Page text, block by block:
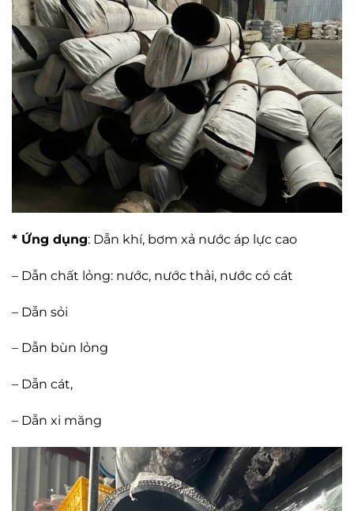
* Ứng dụng: Dẫn khí, bơm xả nước áp lực cao
– Dẫn chất lỏng: nước, nước thải, nước có cát
– Dẫn sỏi
– Dẫn bùn lỏng
– Dẫn cát,
– Dẫn xi măng